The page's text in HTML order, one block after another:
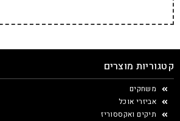
קטגוריות מוצרים
משחקים
אביזרי אוכל
תיקים ואקססוריז